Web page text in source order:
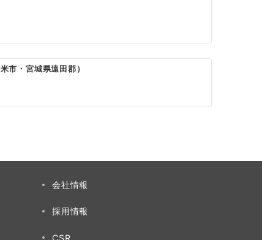
市・宮城県遠田郡）
会社情報
採用情報
CSR